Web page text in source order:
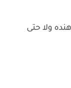
ولا حتى